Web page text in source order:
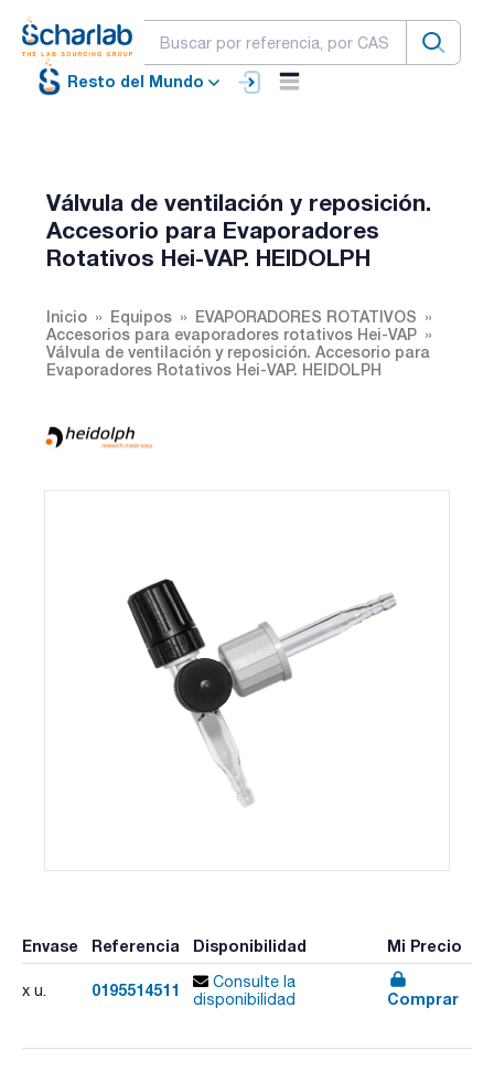
Resto del Mundo
Válvula de ventilación y reposición.
Accesorio para Evaporadores
Rotativos Hei-VAP. HEIDOLPH
Inicio Equipos
EVAPORADORES ROTATIVOS
Accesorios para evaporadores rotativos Hei-VAP
Válvula de ventilación y reposición. Accesorio para
Evaporadores Rotativos Hei-VAP. HEIDOLPH
Envase Referencia Disponibilidad Mi Precio
x u. 0195514511
Consulte la
disponibilidad
Comprar